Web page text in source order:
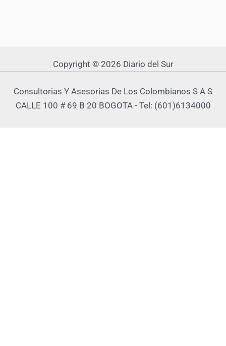
Copyright © 2026 Diario del Sur
Consultorias Y Asesorias De Los Colombianos S A S
CALLE 100 # 69 B 20 BOGOTA - Tel: (601)6134000